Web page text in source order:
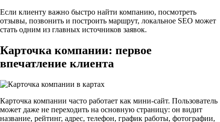
Если клиенту важно быстро найти компанию, посмотреть
отзывы, позвонить и построить маршрут, локальное SEO может
стать одним из главных источников заявок.
Карточка компании: первое
впечатление клиента
Карточка компании часто работает как мини-сайт. Пользователь
может даже не переходить на основную страницу: он видит
название, рейтинг, адрес, телефон, график работы, фотографии,